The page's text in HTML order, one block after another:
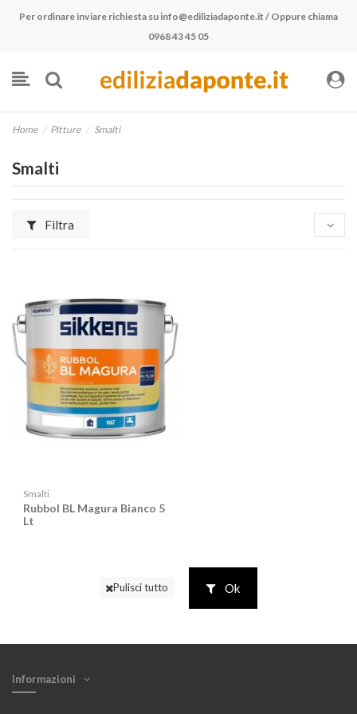
Per ordinare inviare richiesta su info@ediliziadaponte.it / Oppure chiama
0968 43 45 05
Home Pitture Smalti
Smalti
Filtra
Smalti
Rubbol BL Magura Bianco 5
Lt
Pulisci tutto Ok
Informazioni